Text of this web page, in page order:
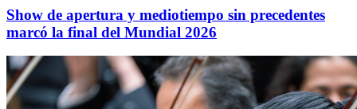
Show de apertura y mediotiempo sin precedentes
marcó la final del Mundial 2026